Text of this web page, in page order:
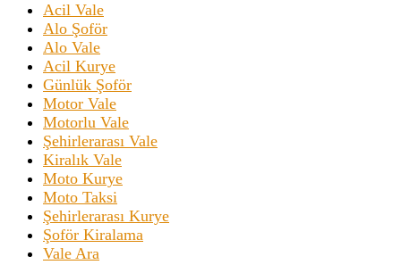
Acil Vale
Alo Şoför
Alo Vale
Acil Kurye
Günlük Şoför
Motor Vale
Motorlu Vale
Şehirlerarası Vale
Kiralık Vale
Moto Kurye
Moto Taksi
Şehirlerarası Kurye
Şoför Kiralama
Vale Ara